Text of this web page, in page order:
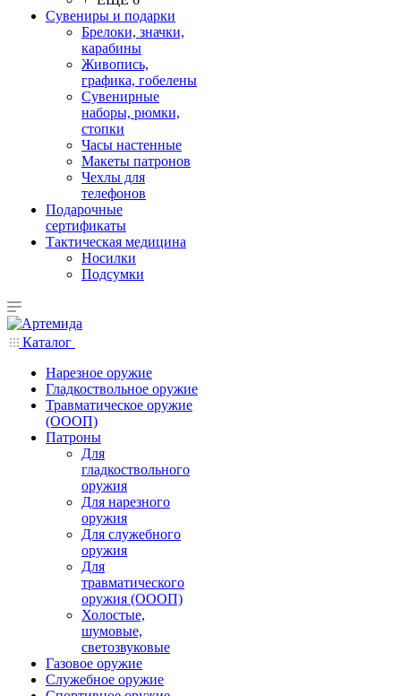
Сувениры и подарки
Брелоки, значки,
карабины
Живопись,
графика, гобелены
Сувенирные
наборы, рюмки,
стопки
Часы настенные
Макеты патронов
Чехлы для
телефонов
Подарочные
сертификаты
Тактическая медицина
Носилки
Подсумки
Каталог
Нарезное оружие
Гладкоствольное оружие
Травматическое оружие
(ОООП)
Патроны
Для
гладкоствольного
оружия
Для нарезного
оружия
Для служебного
оружия
Для
травматического
оружия (ОООП)
Холостые,
шумовые,
светозвуковые
Газовое оружие
Служебное оружие